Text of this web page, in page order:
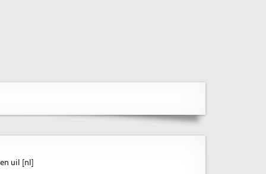
uil [nl]